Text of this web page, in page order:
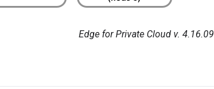
Edge for Private Cloud v. 4.16.09